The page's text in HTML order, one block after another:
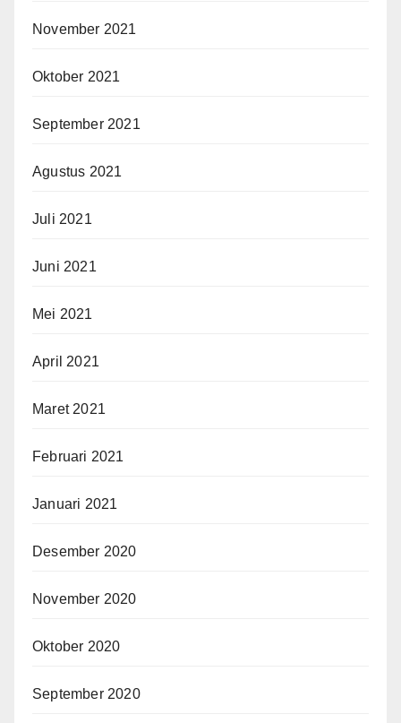
November 2021
Oktober 2021
September 2021
Agustus 2021
Juli 2021
Juni 2021
Mei 2021
April 2021
Maret 2021
Februari 2021
Januari 2021
Desember 2020
November 2020
Oktober 2020
September 2020